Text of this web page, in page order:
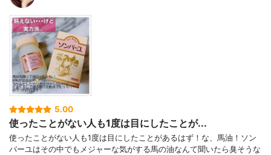
5.00
使ったことがない人も1度は目にしたことが...
使ったことがない人も1度は目にしたことがあるはず！な、馬油！ソン
バーユはその中でもメジャーな気がする馬の油なんて聞いたら臭そうな